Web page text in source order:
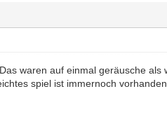
waren auf einmal geräusche als
spiel ist immernoch vorhanden.